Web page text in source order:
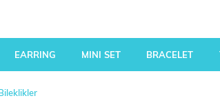
EARRING MINI SET BRACELET